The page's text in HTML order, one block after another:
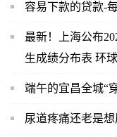
容易下款的贷款-
最新！上海公布
生成绩分布表 环
端午的宜昌全城“
尿道疼痛还老是